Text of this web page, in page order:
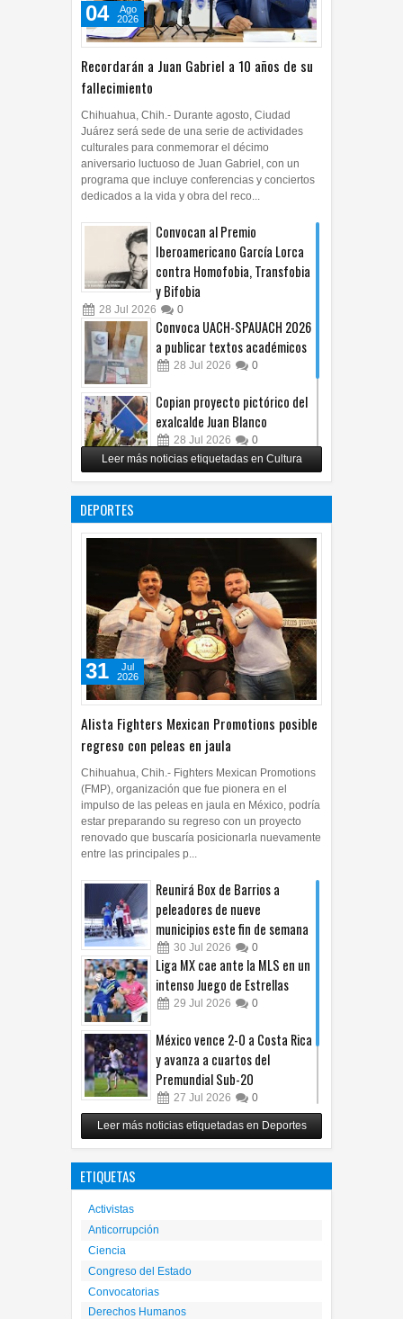
Recordarán a Juan Gabriel a 10 años de su
fallecimiento
04
Ago
2026
Chihuahua, Chih.- Durante agosto, Ciudad
Juárez será sede de una serie de actividades
culturales para conmemorar el décimo
aniversario luctuoso de Juan Gabriel, con un
programa que incluye conferencias y conciertos
dedicados a la vida y obra del reco...
Convocan al Premio
Iberoamericano García Lorca
contra Homofobia, Transfobia
y Bifobia
28 Jul 2026 0
Convoca UACH-SPAUACH 2026
a publicar textos académicos
28 Jul 2026 0
Copian proyecto pictórico del
exalcalde Juan Blanco
28 Jul 2026 0
Impulsa UPCH creatividad y
lectura con taller de mini
27 Jul 2026 0
Leer más noticias etiquetadas en Cultura
DEPORTES
Alista Fighters Mexican Promotions posible
regreso con peleas en jaula
31
Jul
2026
Chihuahua, Chih.- Fighters Mexican Promotions
(FMP), organización que fue pionera en el
impulso de las peleas en jaula en México, podría
estar preparando su regreso con un proyecto
renovado que buscaría posicionarla nuevamente
entre las principales p...
Reunirá Box de Barrios a
peleadores de nueve
municipios este fin de semana
30 Jul 2026 0
Liga MX cae ante la MLS en un
intenso Juego de Estrellas
29 Jul 2026 0
México vence 2-0 a Costa Rica
y avanza a cuartos del
Premundial Sub-20
27 Jul 2026 0
Cruz Azul arrolla a Toluca y
gana su cuarto trofeo de
Leer más noticias etiquetadas en Deportes
ETIQUETAS
Activistas
Anticorrupción
Ciencia
Congreso del Estado
Convocatorias
Derechos Humanos